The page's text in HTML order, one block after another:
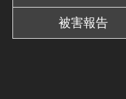
被害報告